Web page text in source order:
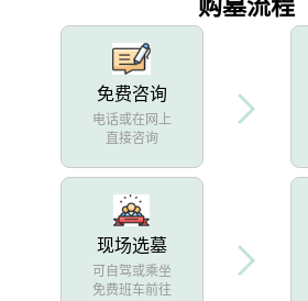
购墓流程
免费咨询
电话或在网上
直接咨询
现场选墓
可自驾或乘坐
免费班车前往